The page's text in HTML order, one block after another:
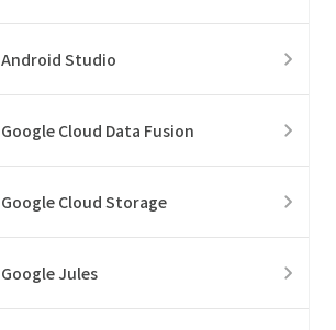
Android Studio
Google Cloud Data Fusion
Google Cloud Storage
Google Jules